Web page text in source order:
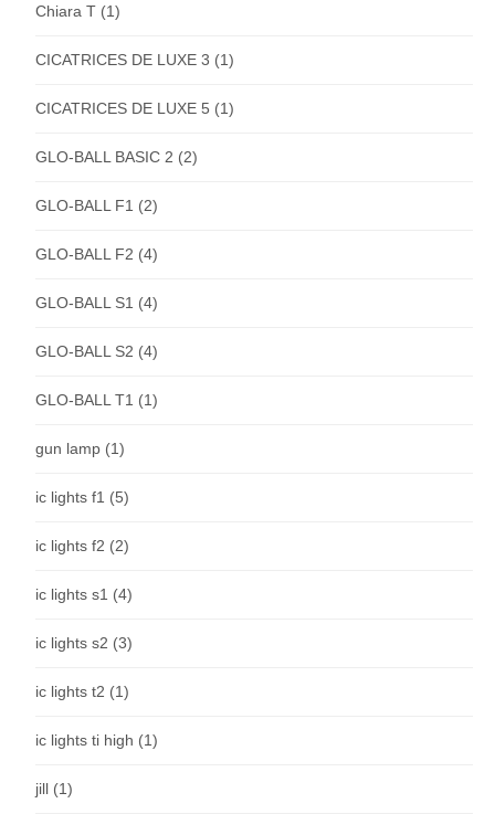
Chiara T (1)
CICATRICES DE LUXE 3 (1)
CICATRICES DE LUXE 5 (1)
GLO-BALL BASIC 2 (2)
GLO-BALL F1 (2)
GLO-BALL F2 (4)
GLO-BALL S1 (4)
GLO-BALL S2 (4)
GLO-BALL T1 (1)
gun lamp (1)
ic lights f1 (5)
ic lights f2 (2)
ic lights s1 (4)
ic lights s2 (3)
ic lights t2 (1)
ic lights ti high (1)
jill (1)